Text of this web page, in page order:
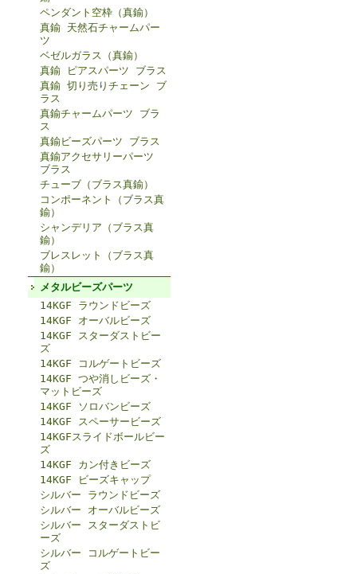
ペンダント空枠（真鍮）
真鍮 天然石チャームパー
ツ
ベゼルガラス（真鍮）
真鍮 ピアスパーツ ブラス
真鍮 切り売りチェーン ブ
ラス
真鍮チャームパーツ ブラ
ス
真鍮ビーズパーツ ブラス
真鍮アクセサリーパーツ
ブラス
チューブ（ブラス真鍮）
コンポーネント（ブラス真
鍮）
シャンデリア（ブラス真
鍮）
ブレスレット（ブラス真
鍮）
メタルビーズパーツ
14KGF ラウンドビーズ
14KGF オーバルビーズ
14KGF スターダストビー
ズ
14KGF コルゲートビーズ
14KGF つや消しビーズ・
マットビーズ
14KGF ソロバンビーズ
14KGF スペーサービーズ
14KGFスライドボールビー
ズ
14KGF カン付きビーズ
14KGF ビーズキャップ
シルバー ラウンドビーズ
シルバー オーバルビーズ
シルバー スターダストビ
ーズ
シルバー コルゲートビー
ズ